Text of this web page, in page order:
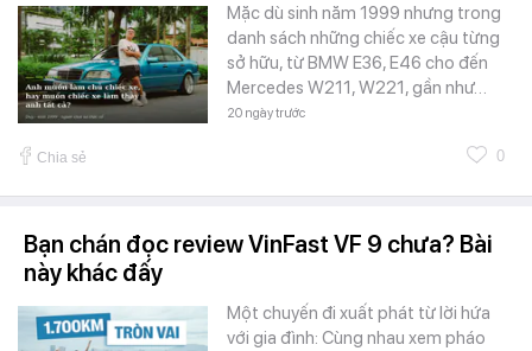
Mặc dù sinh năm 1999 nhưng trong
danh sách những chiếc xe cậu từng
sở hữu, từ BMW E36, E46 cho đến
Mercedes W211, W221, gần như…
20 ngày trước
Chia sẻ 0
Bạn chán đọc review VinFast VF 9 chưa? Bài
này khác đấy
Một chuyến đi xuất phát từ lời hứa
với gia đình: Cùng nhau xem pháo